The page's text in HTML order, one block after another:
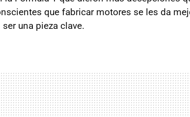
que fabricar motores se les da
una pieza clave.